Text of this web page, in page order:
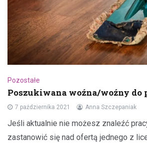
Pozostałe
Poszukiwana woźna/woźny do
7 października 2021 Anna Szczepaniak
Jeśli aktualnie nie możesz znaleźć
zastanowić się nad ofertą jednego z